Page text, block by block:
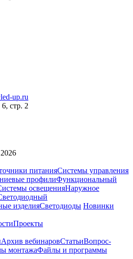
up.ru
стр. 2
питанияСистемы управления
профилиФункциональный
освещенияНаружное
изделияСветодиоды Новинки
Проекты
Архив вебинаровСтатьиВопрос-
монтажаФайлы и программы